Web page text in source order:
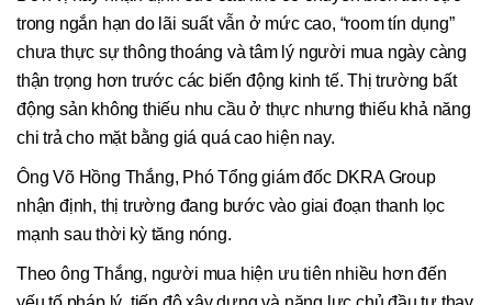
trong ngắn hạn do lãi suất vẫn ở mức cao, “room tín dụng”
chưa thực sự thông thoáng và tâm lý người mua ngày càng
thận trọng hơn trước các biến động kinh tế. Thị trường bất
động sản không thiếu nhu cầu ở thực nhưng thiếu khả năng
chi trả cho mặt bằng giá quá cao hiện nay.
Ông Võ Hồng Thắng, Phó Tổng giám đốc DKRA Group
nhận định, thị trường đang bước vào giai đoạn thanh lọc
mạnh sau thời kỳ tăng nóng.
Theo ông Thắng, người mua hiện ưu tiên nhiều hơn đến